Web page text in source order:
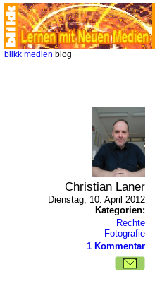
blikk medien blog
Christian Laner
Dienstag, 10. April 2012
Kategorien:
Rechte
Fotografie
1 Kommentar